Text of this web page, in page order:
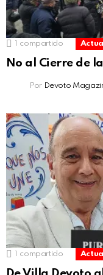
compartido
No al Cierre de
Por Devoto
compartido